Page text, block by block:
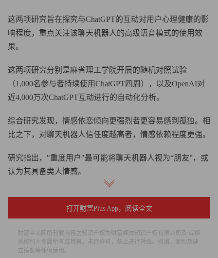
这两项研究旨在探究与ChatGPT的互动对用户心理健康的影
响程度，重点关注该聊天机器人的高级语音模式的使用效
果。
这两项研究分别是麻省理工学院开展的随机对照试验
（1,000名参与者持续使用ChatGPT四周），以及OpenAI对
近4,000万次ChatGPT互动进行的自动化分析。
综合研究发现，情感依恋倾向更强烈者更容易感到孤独。相
比之下，对聊天机器人信任度越高者，情感依赖程度更强。
研究指出，"重度用户"最可能将聊天机器人视为“朋友”，或
认为其具备类人情感。
独感水平也显著更高。
研究人员表示：“研究显示，虽然语音聊天机器人在缓解孤
独与情感依赖方面初期效果优于文字版，但随着使用度增
打开财富Plus App，阅读全文
财富中文网所刊载内容之知识产权为财富媒体知识产权有限公司及/或相
关权利人专属所有或持有。未经许可，禁止进行转载、摘编、复制及建
立镜像等任何使用。